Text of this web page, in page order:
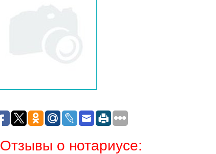
Отзывы о нотариусе: